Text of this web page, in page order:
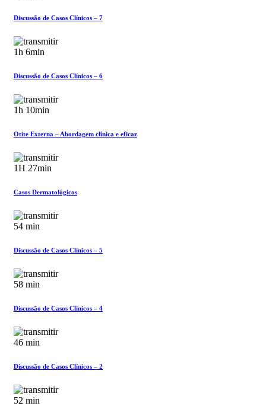
Discussão de Casos Clínicos – 7
1h 6min
Discussão de Casos Clínicos – 6
1h 10min
Otite Externa – Abordagem clínica e eficaz
1H 27min
Casos Dermatológicos
54 min
Discussão de Casos Clínicos – 5
58 min
Discussão de Casos Clínicos – 4
46 min
Discussão de Casos Clínicos – 2
52 min